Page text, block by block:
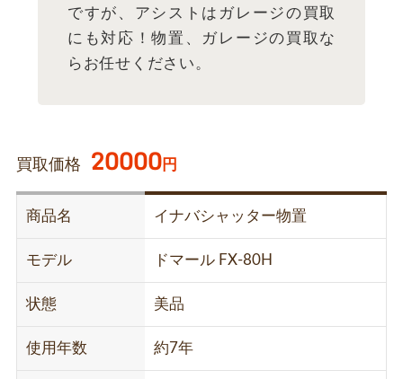
ですが、アシストはガレージの買取
にも対応！物置、ガレージの買取な
らお任せください。
買取価格 20000円
商品名 イナバシャッター物置
モデル ドマール FX-80H
状態 美品
使用年数 約7年